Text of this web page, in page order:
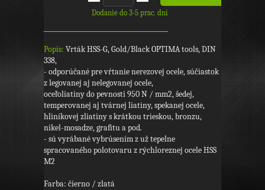
Dodanie do 3-5 prac. dní
Popis: Vrták HSS-G, Gold/Black OPTIMA tools, DIN
338,
- odporúčané pre vŕtanie nerezovej ocele, súčiastok
z legovanej aj nelegovanej ocele,
oceľoliatiny do pevnosti 950 N / mm2, šedej,
temperovanej aj tvárnej liatiny, spekanej ocele,
hliníkovej zliatiny s krátkou trieskou, bronzu,
nikel-mosadze, grafitu a pod.
- sú vyrábané vybrúsením z už tepelne
spracovaného polotovaru z rýchloreznej ocele HSS
M2
Farba: čierno / zlatá